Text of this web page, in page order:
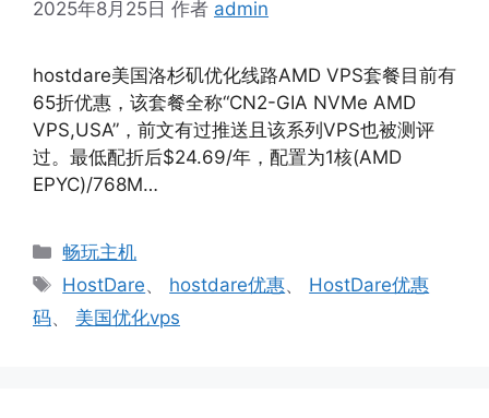
2025年8月25日 作者 admin
hostdare美国洛杉矶优化线路AMD VPS套餐目前有
65折优惠，该套餐全称“CN2-GIA NVMe AMD
VPS,USA”，前文有过推送且该系列VPS也被测评
过。最低配折后$24.69/年，配置为1核(AMD
EPYC)/768M…
分
类
畅玩主机
标
签
HostDare、 hostdare优惠、 HostDare优惠
码、 美国优化vps